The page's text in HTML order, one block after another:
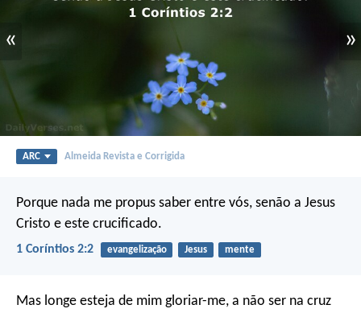
« »
ARC Almeida Revista e Corrigida
Porque nada me propus saber entre vós, senão a Jesus
Cristo e este crucificado.
1 Coríntios 2:2 evangelização Jesus mente
Mas longe esteja de mim gloriar-me, a não ser na cruz